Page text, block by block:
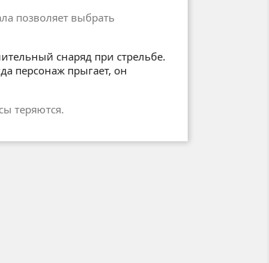
позволяет выбрать
снаряд при стрельбе.
персонаж прыгает, он
теряются.